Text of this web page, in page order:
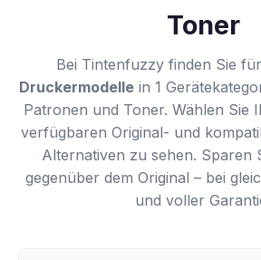
Toner
Bei Tintenfuzzy finden Sie für
Druckermodelle in 1
Patronen und Toner. Wählen Sie
verfügbaren Original- und
Alternativen zu sehen. Sparen
gegenüber dem Original – bei
und voller